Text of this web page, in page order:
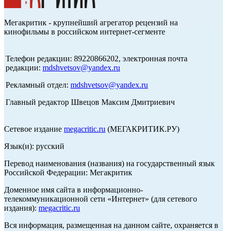
Мегакритик - крупнейший агрегатор рецензий на
кинофильмы в российском интернет-сегменте
Телефон редакции: 89220866202, электронная почта
редакции: mdshvetsov@yandex.ru
Рекламный отдел: mdshvetsov@yandex.ru
Главный редактор Швецов Максим Дмитриевич
Сетевое издание megacritic.ru (МЕГАКРИТИК.РУ)
Язык(и): русский
Перевод наименования (названия) на государственный язык
Российской Федерации: Мегакритик
Доменное имя сайта в информационно-
телекоммуникационной сети «Интернет» (для сетевого
издания): megacritic.ru
Вся информация, размещенная на данном сайте, охраняется в